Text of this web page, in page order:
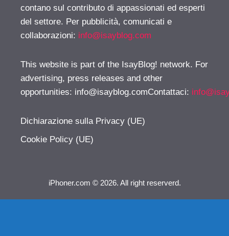
contano sul contributo di appassionati ed esperti
del settore. Per pubblicità, comunicati e
collaborazioni: info@isayblog.com
This website is part of the IsayBlog! network. For
advertising, press releases and other
opportunities: info@isayblog.comContattaci:
Dichiarazione sulla Privacy (UE)
Cookie Policy (UE)
iPhoner.com © 2026. All right reserverd.